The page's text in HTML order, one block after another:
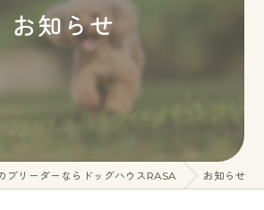
お知らせ
ブリーダーならドッグハウスRASA お知らせ